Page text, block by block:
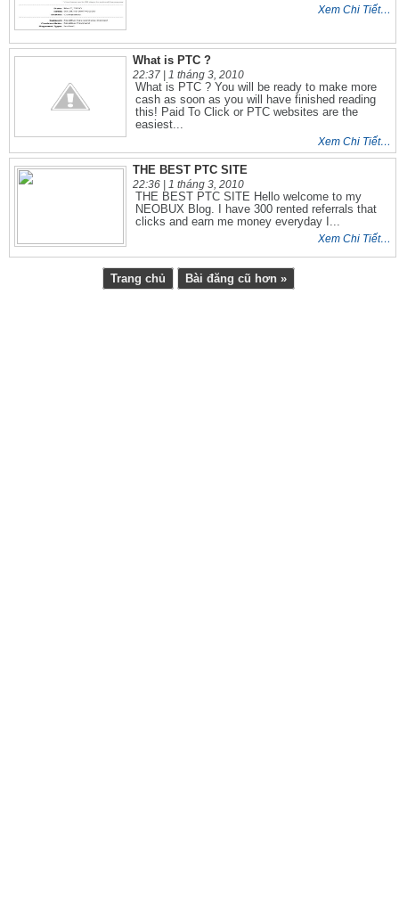
Xem Chi Tiết…
What is PTC ?
22:37 | 1 tháng 3, 2010
What is PTC ? You will be ready to make more
cash as soon as you will have finished reading
this! Paid To Click or PTC websites are the
easiest...
Xem Chi Tiết…
THE BEST PTC SITE
22:36 | 1 tháng 3, 2010
THE BEST PTC SITE Hello welcome to my
NEOBUX Blog. I have 300 rented referrals that
clicks and earn me money everyday I...
Xem Chi Tiết…
Trang chủ Bài đăng cũ hơn »